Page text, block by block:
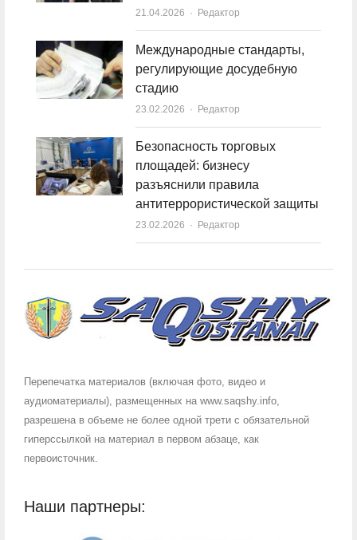
21.04.2026 Author
Редактор
Международные стандарты,
регулирующие досудебную
стадию
23.02.2026 Author
Редактор
Безопасность торговых
площадей: бизнесу
разъяснили правила
антитеррористической защиты
23.02.2026 Author
Редактор
Перепечатка материалов (включая фото, видео и
аудиоматериалы), размещенных на www.saqshy.info,
разрешена в объеме не более одной трети с обязательной
гиперссылкой на материал в первом абзаце, как
первоисточник.
Наши партнеры: